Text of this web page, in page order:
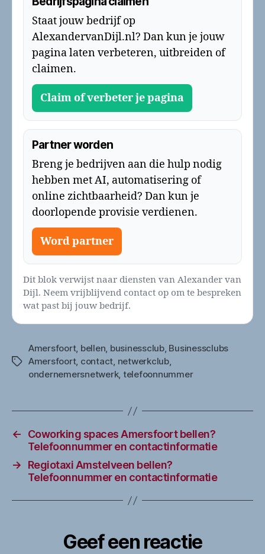
Staat jouw bedrijf op
AlexandervanDijl.nl? Dan kun je jouw
pagina laten verbeteren, uitbreiden of
claimen.
Claim of verbeter je pagina
Partner worden
Breng je bedrijven aan die hulp nodig
hebben met AI, automatisering of
online zichtbaarheid? Dan kun je
doorlopende provisie verdienen.
Word partner
Dit blok verwijst naar diensten van Alexander van
Dijl. Neem vrijblijvend contact op om te bespreken
wat past bij jouw bedrijf.
Tags
Amersfoort, bellen, businessclub, Businessclubs
Amersfoort, contact, netwerkclub,
ondernemersnetwerk, telefoonnummer
←
Coworking spaces Amersfoort bellen?
Telefoonnummer en contactinformatie
→
Regiotaxi Amstelveen bellen?
Telefoonnummer en contactinformatie
Geef een reactie